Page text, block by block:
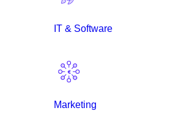
IT & Software
Marketing